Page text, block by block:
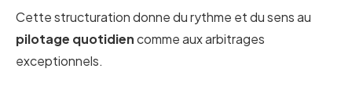
Cette structuration donne du rythme et du sens au
pilotage quotidiencomme aux arbitrages
exceptionnels.